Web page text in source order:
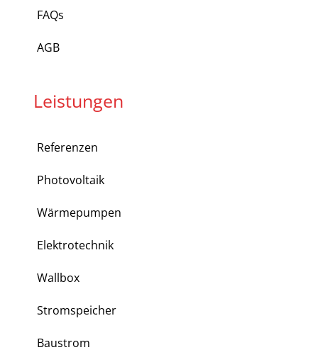
FAQs
AGB
Leistungen
Referenzen
Photovoltaik
Wärmepumpen
Elektrotechnik
Wallbox
Stromspeicher
Baustrom